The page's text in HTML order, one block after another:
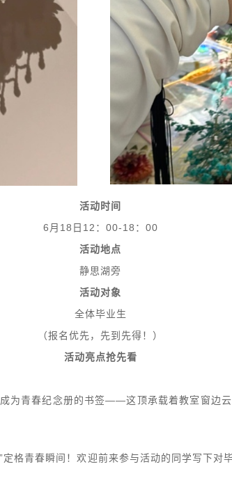
活动时间
6月18日12：00-18：00
活动地点
静思湖旁
活动对象
全体毕业生
（报名优先，先到先得！）
活动亮点抢先看
为青春纪念册的书签——这顶承载着教室窗边
格青春瞬间！欢迎前来参与活动的同学写下